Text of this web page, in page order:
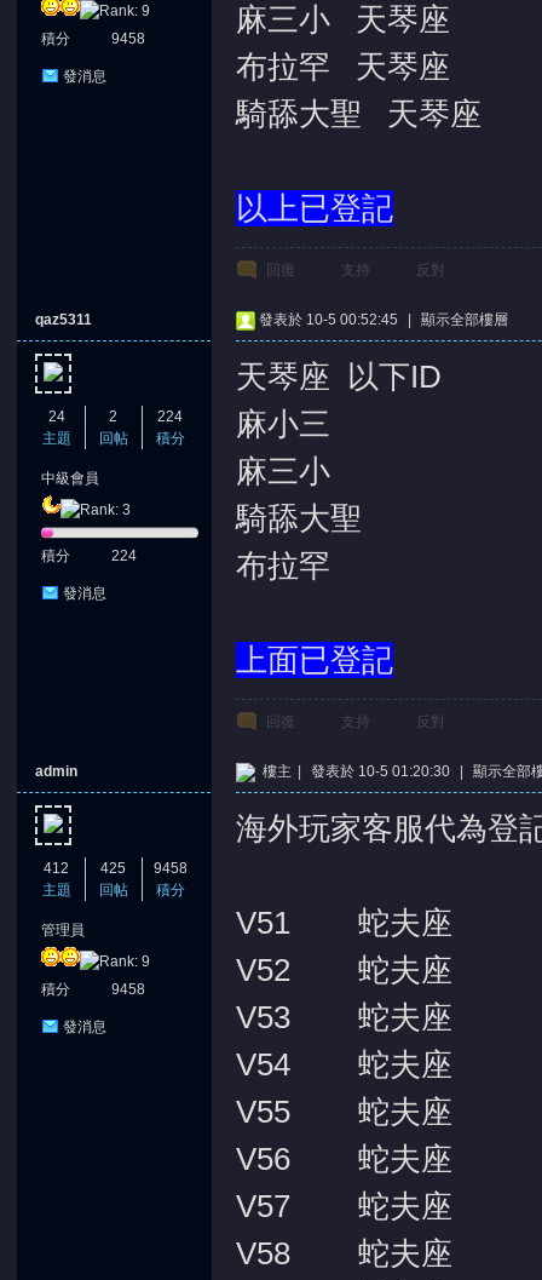
積分 9458
發消息
麻三小 天琴座
布拉罕 天琴座
騎舔大聖 天琴座
以上已登記
回復 支持 反對
qaz5311
24
主題
2
回帖
224
積分
中級會員
積分 224
發消息
發表於 10-5 00:52:45 顯示全部樓層
天琴座 以下ID
麻小三
麻三小
騎舔大聖
布拉罕
上面已登記
回復 支持 反對
admin
412
主題
425
回帖
9458
積分
管理員
積分 9458
發消息
樓主 發表於 10-5 01:20:30 顯示全部
海外玩家客服代為登
V51 蛇夫座
V52 蛇夫座
V53 蛇夫座
V54 蛇夫座
V55 蛇夫座
V56 蛇夫座
V57 蛇夫座
V58 蛇夫座